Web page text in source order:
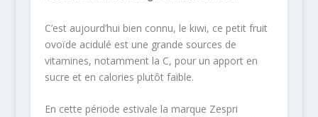
C’est aujourd’hui bien connu, le kiwi, ce petit fruit
ovoïde acidulé est une grande sources de
vitamines, notamment la C, pour un apport en
sucre et en calories plutôt faible.
En cette période estivale la marque Zespri